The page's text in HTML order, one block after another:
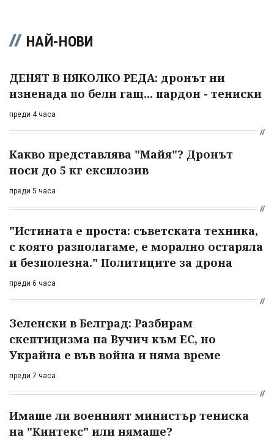
НАЙ-НОВИ
ДЕНЯТ В НЯКОЛКО РЕДА: дронът ни
изненада по бели гащ... пардон - тениски
преди 4 часа
Какво представлява "Майя"? Дронът
носи до 5 кг експлозив
преди 5 часа
"Истината е проста: съветската техника,
с която разполагаме, е морално остаряла
и безполезна." Политиците за дрона
преди 6 часа
Зеленски в Белград: Разбирам
скептицизма на Вучич към ЕС, но
Украйна е във война и няма време
преди 7 часа
Имаше ли военният министър тениска
на "Кинтекс" или нямаше?